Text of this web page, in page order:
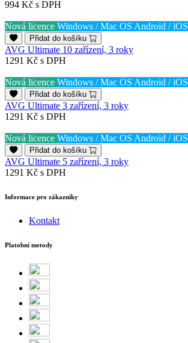
994 Kč s DPH
Nová licence Windows / Mac OS Android / iOS
Přidat do košíku
AVG Ultimate 10 zařízení, 3 roky
1291 Kč s DPH
Nová licence Windows / Mac OS Android / iOS
Přidat do košíku
AVG Ultimate 3 zařízení, 3 roky
1291 Kč s DPH
Nová licence Windows / Mac OS Android / iOS
Přidat do košíku
AVG Ultimate 5 zařízení, 3 roky
1291 Kč s DPH
Informace pro zákazníky
Kontakt
Platobní metody